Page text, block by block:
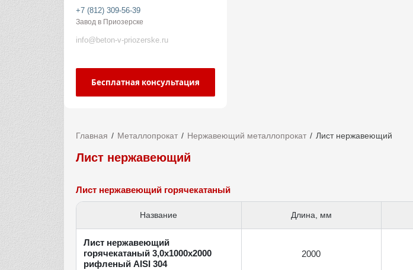
+7 (812) 309-56-39
Завод в Приозерске
info@beton-v-priozerske.ru
Бесплатная консультация
Главная Металлопрокат Нержавеющий металлопрокат Лист нержавеющий
Лист нержавеющий
Лист нержавеющий горячекатаный
Название Длина, мм
Лист нержавеющий
горячекатаный 3,0х1000х2000
рифленый AISI 304
2000